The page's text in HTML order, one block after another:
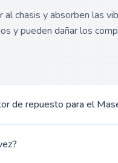
chasis y absorben las
y pueden dañar los
de repuesto para el